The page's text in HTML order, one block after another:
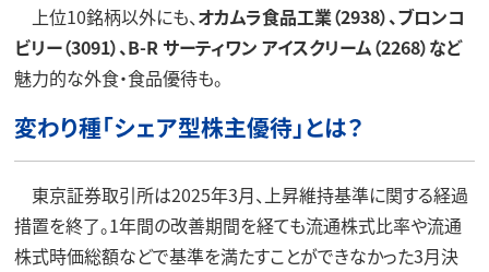
上位10銘柄以外にも、オカムラ食品工業（2938）、ブロンコ
ビリー（3091）、B-R サーティワン アイスクリーム（2268）など
魅力的な外食・食品優待も。
変わり種「シェア型株主優待」とは？
東京証券取引所は2025年3月、上昇維持基準に関する経過
措置を終了。1年間の改善期間を経ても流通株式比率や流通
株式時価総額などで基準を満たすことができなかった3月決